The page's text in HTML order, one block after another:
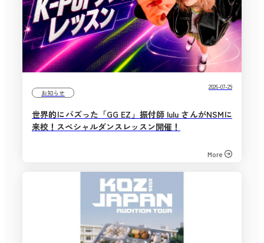
お知らせ
2026-07-29
世界的にバズった「GG EZ」振付師 lulu さんがNSMに
来校！スペシャルダンスレッスン開催！
More